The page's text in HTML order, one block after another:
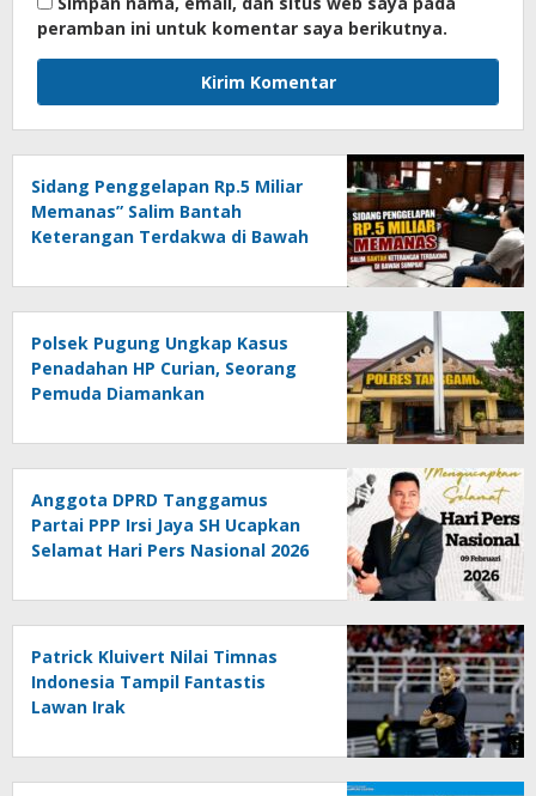
peramban ini untuk komentar saya berikutnya.
Sidang Penggelapan Rp.5 Miliar
Memanas” Salim Bantah
Keterangan Terdakwa di Bawah
Polsek Pugung Ungkap Kasus
Penadahan HP Curian, Seorang
Pemuda Diamankan
Anggota DPRD Tanggamus
Partai PPP Irsi Jaya SH Ucapkan
Selamat Hari Pers Nasional 2026
Patrick Kluivert Nilai Timnas
Indonesia Tampil Fantastis
Lawan Irak